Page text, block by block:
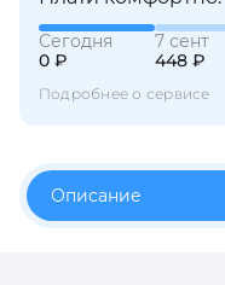
Сегодня
0 ₽
7 сент
448 ₽
Подробнее о сервисе
Описание